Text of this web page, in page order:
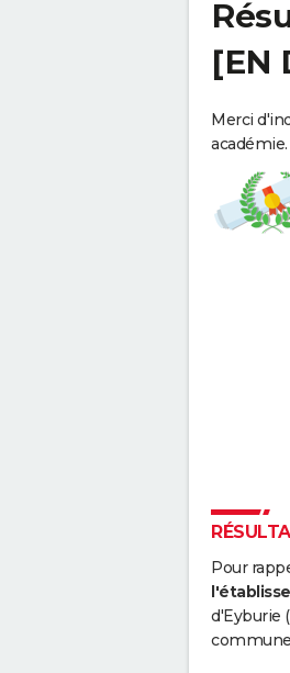
[EN
Merci
académie.
Pour
d'Eyburie